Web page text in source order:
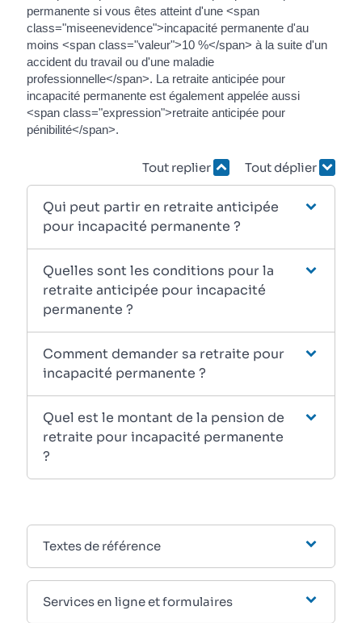
permanente si vous êtes atteint d'une <span
class="miseenevidence">incapacité permanente d'au
moins <span class="valeur">10 %</span> à la suite d'un
accident du travail ou d'une maladie
professionnelle</span>. La retraite anticipée pour
incapacité permanente est également appelée aussi
<span class="expression">retraite anticipée pour
pénibilité</span>.
Tout replier Tout déplier
Qui peut partir en retraite anticipée
pour incapacité permanente ?
Quelles sont les conditions pour la
retraite anticipée pour incapacité
permanente ?
Comment demander sa retraite pour
incapacité permanente ?
Quel est le montant de la pension de
retraite pour incapacité permanente
?
Textes de référence
Services en ligne et formulaires